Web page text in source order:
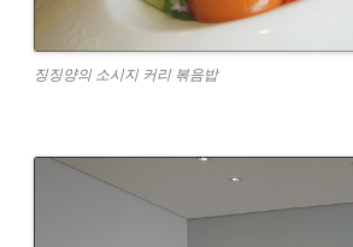
징징양의 소시지 커리 볶음밥